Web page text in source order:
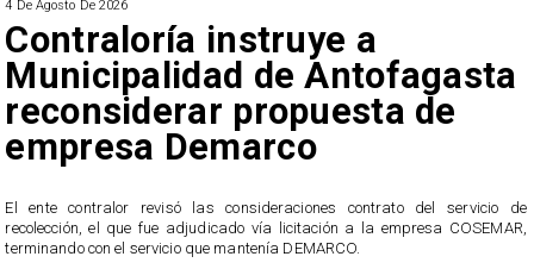
a
de
contrato del servicio de
a la empresa COSEMAR,
fraude en
conducir en
El servicio contemplaba la transmisión de
teórico de conducción en tiempo real, a